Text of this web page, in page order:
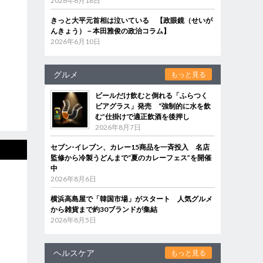
きっと大平元首相は泣いている 【政眼鏡（せいが
んきょう）－本田雅俊の政治コラム】
2026年6月10日
グルメ もっと見る
ビールだけ飲むと倒れる「ふらつく
ビアグラス」発売 “強制的に水を飲
む”仕掛けで適正飲酒を後押し
2026年8月7日
セブン‐イレブン、カレー15商品を一斉投入 名店
監修から冷製うどんまで“夏のカレーフェス”を開催
中
2026年8月6日
横浜高島屋で「韓国市場」がスタート 人気グルメ
から雑貨まで約30ブランドが集結
2026年8月5日
ヘルスケア もっと見る